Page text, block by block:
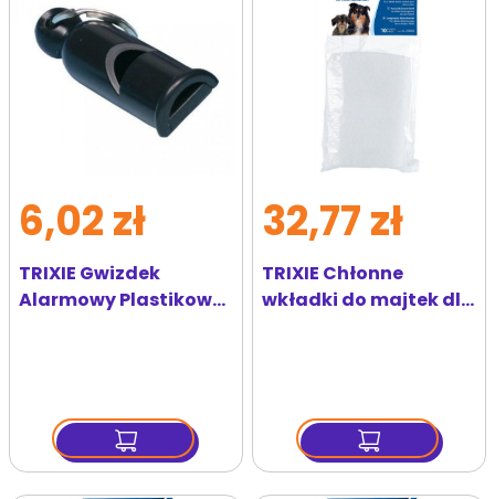
TRIXIE Gwizdek
Alarmowy Plastikowy
6,02 zł
TRIXIE Chłonne
wkładki do majtek dla
32,77 zł